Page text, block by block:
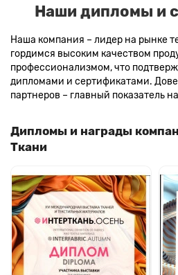
Наши дипломы и
Наша компания – лидер на рынке
гордимся высоким качеством
профессионализмом, что
дипломами и сертификатами.
партнеров – главный показатель
Дипломы и награды
Ткани